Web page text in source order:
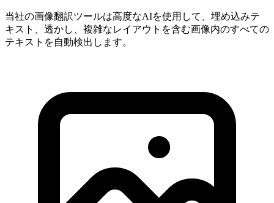
当社の画像翻訳ツールは高度なAIを使用して、埋め込みテ
キスト、透かし、複雑なレイアウトを含む画像内のすべての
テキストを自動検出します。